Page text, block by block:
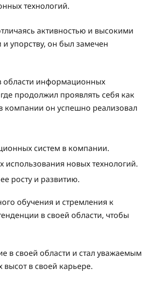
технологий.
активностью и высокими
упорству, он был замечен
области информационных
продолжил проявлять себя как
компании он успешно реализовал
систем в компании.
использования новых технологий.
росту и развитию.
обучения и стремления к
в своей области, чтобы
в своей области и стал уважаемым
в своей карьере.